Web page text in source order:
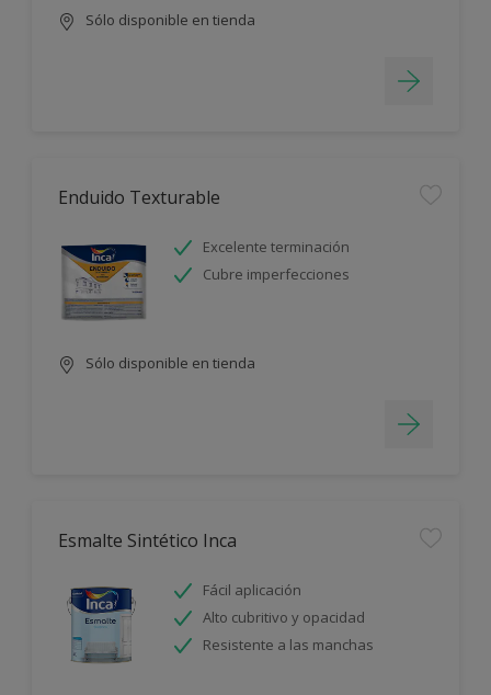
Sólo disponible en tienda
Enduido Texturable
Excelente terminación
Cubre imperfecciones
Sólo disponible en tienda
Esmalte Sintético Inca
Fácil aplicación
Alto cubritivo y opacidad
Resistente a las manchas